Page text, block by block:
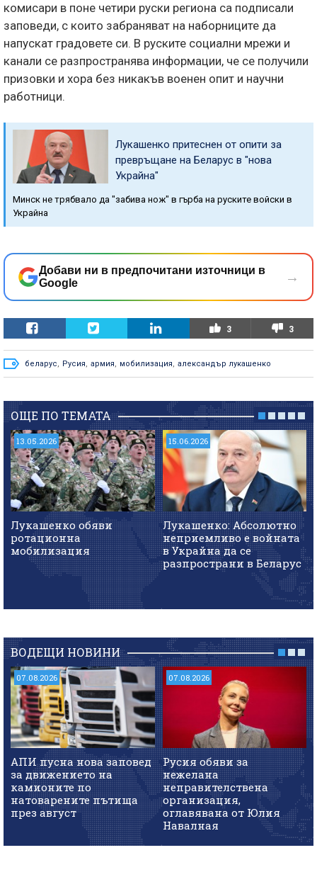
комисари в поне четири руски региона са подписали
заповеди, с които забраняват на наборниците да
напускат градовете си. В руските социални мрежи и
канали се разпространява информации, че се получили
призовки и хора без никакъв военен опит и научни
работници.
Лукашенко притеснен от опити за
превръщане на Беларус в "нова
Украйна"
Минск не трябвало да "забива нож" в гърба на руските войски в
Украйна
Добави ни в предпочитани източници в
Google
→
3 3
беларус, Русия, армия, мобилизация, александър лукашенко
ОЩЕ ПО ТЕМАТА
13.05.2026
Лукашенко обяви
ротационна
мобилизация
15.06.2026
Лукашенко: Абсолютно
неприемливо е войната
в Украйна да се
разпространи в Беларус
ВОДЕЩИ НОВИНИ
07.08.2026
АПИ пусна нова заповед
за движението на
камионите по
натоварените пътища
през август
07.08.2026
Русия обяви за
нежелана
неправителствена
организация,
оглавявана от Юлия
Навалная